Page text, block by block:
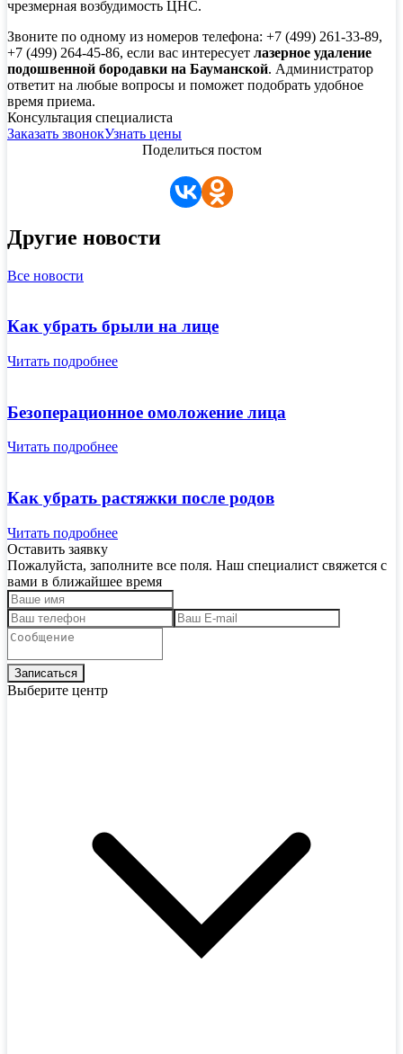
чрезмерная возбудимость ЦНС.
Звоните по одному из номеров телефона: +7 (499) 261-33-89,
+7 (499) 264-45-86, если вас интересует лазерное удаление
подошвенной бородавки на Бауманской. Администратор
ответит на любые вопросы и поможет подобрать удобное
время приема.
Консультация специалиста
Заказать звонокУзнать цены
Поделиться постом
Другие новости
Все новости
Как убрать брыли на лице
Читать подробнее
Безоперационное омоложение лица
Читать подробнее
Как убрать растяжки после родов
Читать подробнее
Оставить заявку
Пожалуйста, заполните все поля. Наш специалист свяжется с
вами в ближайшее время
Выберите центр